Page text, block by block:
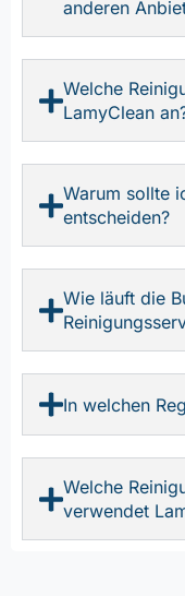
anderen
Welche
LamyClean
Warum sollte
entscheiden?
Wie läuft die
In welchen
Welche
verwendet